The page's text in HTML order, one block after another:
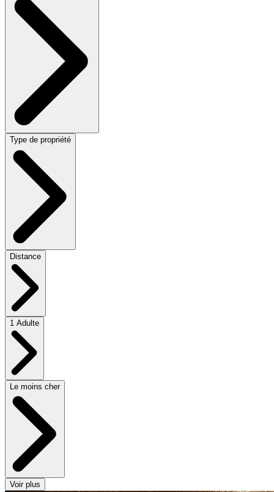
Type de propriété
Distance
1 Adulte
Le moins cher
Voir plus